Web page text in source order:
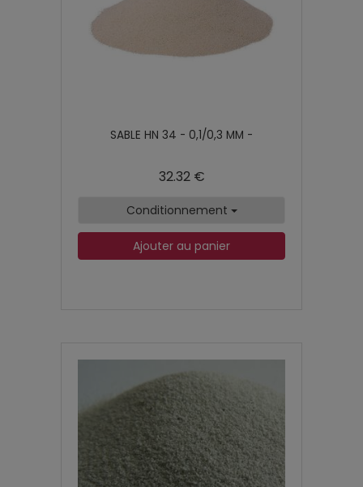
SABLE HN 34 - 0,1/0,3 MM -
32.32 €
Conditionnement
Ajouter au panier